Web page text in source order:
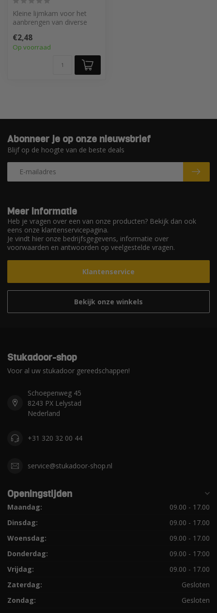
Kleine lijmkam voor het
aanbrengen van diverse
€2,48
Op voorraad
Meer informatie
Heb je vragen over een van onze producten? Bekijk dan ook
eens onze klantenservicepagina.
Je vindt hier onze bedrijfsgegevens, informatie over
voorwaarden en antwoorden op veelgestelde vragen.
Klantenservice
Bekijk onze winkels
Abonneer je op onze nieuwsbrief
Blijf op de hoogte van de beste deals
Stukadoor-shop
Voor al uw stukadoor gereedschappen!
Schoepenweg 45
8243 PX Lelystad
Nederland
+31 320 32 00 44
service@stukadoor-shop.nl
Openingstijden
Maandag:
09.00 - 17.00
Dinsdag:
09.00 - 17.00
Woensdag:
09.00 - 17.00
Donderdag:
09.00 - 17:00
Vrijdag:
09.00 - 17.00
Zaterdag:
Gesloten
Zondag:
Gesloten